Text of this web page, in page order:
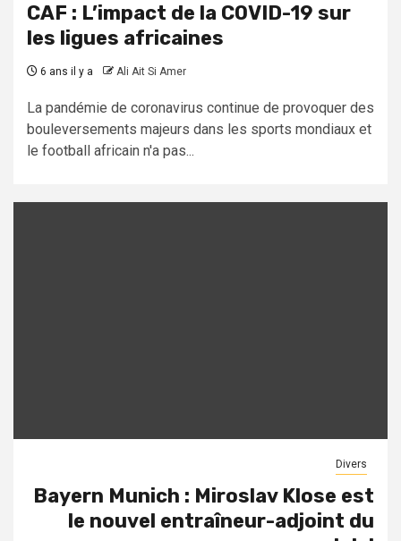
CAF : L’impact de la COVID-19 sur
les ligues africaines
6 ans il y a Ali Ait Si Amer
La pandémie de coronavirus continue de provoquer des
bouleversements majeurs dans les sports mondiaux et
le football africain n'a pas...
Divers
Bayern Munich : Miroslav Klose est
le nouvel entraîneur-adjoint du